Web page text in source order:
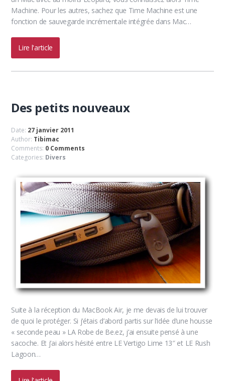
Machine. Pour les autres, sachez que Time Machine est une
fonction de sauvegarde incrémentale intégrée dans Mac…
Lire l'article
Des petits nouveaux
Date: 27 janvier 2011
Author: Tibimac
Comments: 0 Comments
Categories: Divers
Suite à la réception du MacBook Air, je me devais de lui trouver
de quoi le protéger. Si j’étais d’abord partis sur l’idée d’une housse
« seconde peau » LA Robe de Be.ez, j’ai ensuite pensé à une
sacoche. Et j’ai alors hésité entre LE Vertigo Lime 13″ et LE Rush
Lagoon…